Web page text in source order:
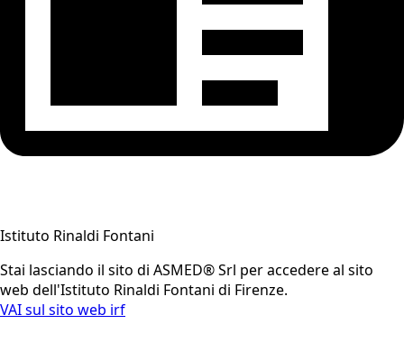
Istituto Rinaldi Fontani
Stai lasciando il sito di ASMED® Srl per accedere al sito
web dell'Istituto Rinaldi Fontani di Firenze.
VAI sul sito web irf